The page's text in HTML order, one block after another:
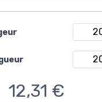
12,31 €